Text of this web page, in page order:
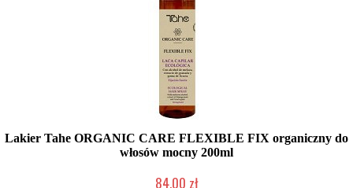
Lakier Tahe ORGANIC CARE FLEXIBLE FIX organiczny do
włosów mocny 200ml
84,00 zł